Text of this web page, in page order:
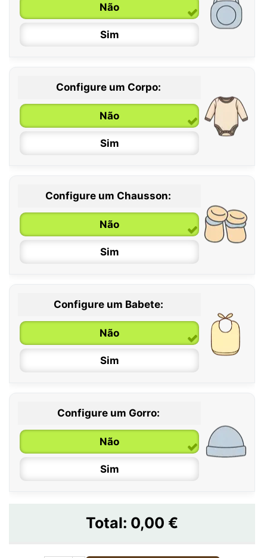
Não
Sim
Configure um Corpo:
Não
Sim
0 / 6 meses
6 / 12 meses
12 / 18 meses
Configure um Chausson:
Não
Sim
Configure um Babete:
Não
Sim
Configure um Gorro:
Não
Sim
Total: 0,00 €